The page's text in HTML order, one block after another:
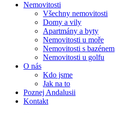
Nemovitosti
Všechny nemovitosti
Domy a vily
Apartmány a byty
Nemovitosti u moře
Nemovitosti s bazénem
Nemovitosti u golfu
O nás
Kdo jsme
Jak na to
Poznej Andalusii
Kontakt